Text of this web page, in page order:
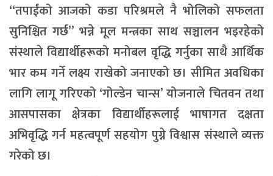
“तपाईंको आजको कडा परिश्रमले नै भोलिको सफलता
सुनिश्चित गर्छ” भन्ने मूल मन्त्रका साथ सञ्चालन भइरहेको
संस्थाले विद्यार्थीहरूको मनोबल वृद्धि गर्नुका साथै आर्थिक
भार कम गर्ने लक्ष्य राखेको जनाएको छ। सीमित अवधिका
लागि लागू गरिएको ‘गोल्डेन चान्स’ योजनाले चितवन तथा
आसपासका क्षेत्रका विद्यार्थीहरूलाई भाषागत दक्षता
अभिवृद्धि गर्न महत्वपूर्ण सहयोग पुग्ने विश्वास संस्थाले व्यक्त
गरेको छ।